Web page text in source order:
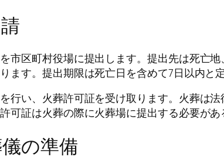
市区町村役場に提出します。提出先は死亡
ます。提出期限は死亡日を含めて7日以内と
行い、火葬許可証を受け取ります。火葬は
可証は火葬の際に火葬場に提出する必要があ
の準備